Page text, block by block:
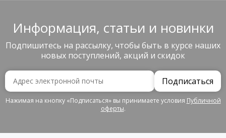
Информация, статьи и новинки
Подпишитесь на рассылку, чтобы быть в курсе наших
новых поступлений, акций и скидок
Подписаться
Нажимая на кнопку «Подписаться» вы принимаете условия Публичной
оферты.